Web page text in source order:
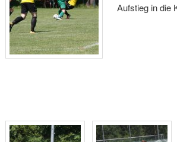
Aufstieg in die